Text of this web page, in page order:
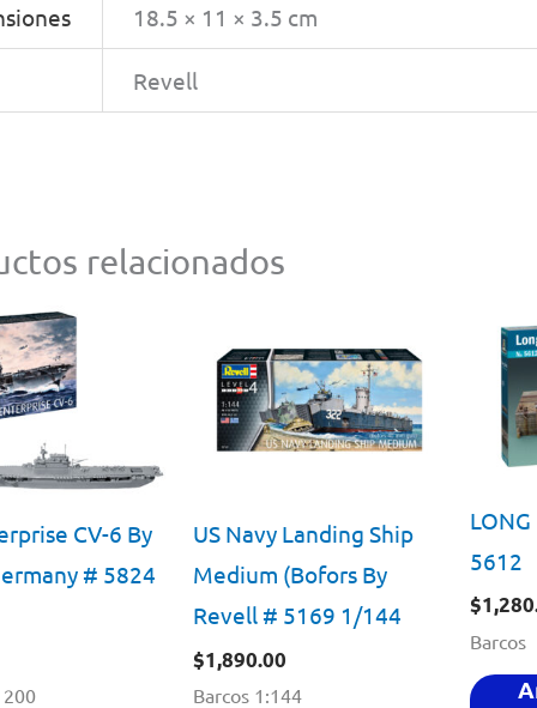
18.5 × 11 × 3.5 cm
Revell
relacionados
CV-6 By
# 5824
US Navy Landing Ship
Medium (Bofors By
Revell # 5169 1/144
$1,890.00
Barcos 1:144
5612
$
Barcos